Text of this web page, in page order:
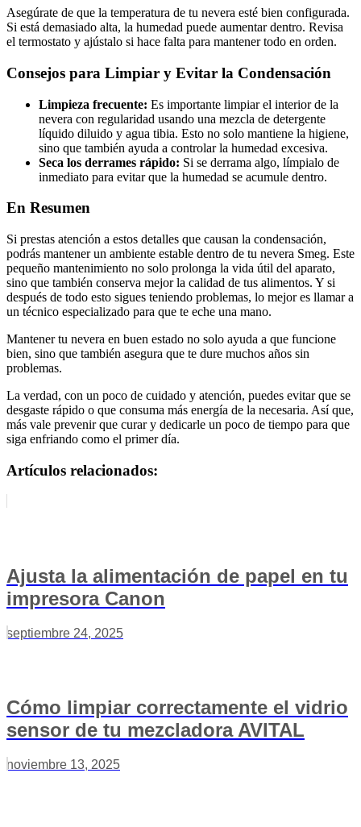
Asegúrate de que la temperatura de tu nevera esté bien configurada.
Si está demasiado alta, la humedad puede aumentar dentro. Revisa
el termostato y ajústalo si hace falta para mantener todo en orden.
Consejos para Limpiar y Evitar la Condensación
Limpieza frecuente: Es importante limpiar el interior de la
nevera con regularidad usando una mezcla de detergente
líquido diluido y agua tibia. Esto no solo mantiene la higiene,
sino que también ayuda a controlar la humedad excesiva.
Seca los derrames rápido: Si se derrama algo, límpialo de
inmediato para evitar que la humedad se acumule dentro.
En Resumen
Si prestas atención a estos detalles que causan la condensación,
podrás mantener un ambiente estable dentro de tu nevera Smeg. Este
pequeño mantenimiento no solo prolonga la vida útil del aparato,
sino que también conserva mejor la calidad de tus alimentos. Y si
después de todo esto sigues teniendo problemas, lo mejor es llamar a
un técnico especializado para que te eche una mano.
Mantener tu nevera en buen estado no solo ayuda a que funcione
bien, sino que también asegura que te dure muchos años sin
problemas.
La verdad, con un poco de cuidado y atención, puedes evitar que se
desgaste rápido o que consuma más energía de la necesaria. Así que,
más vale prevenir que curar y dedicarle un poco de tiempo para que
siga enfriando como el primer día.
Artículos relacionados:
Ajusta la alimentación de papel en tu
impresora Canon
septiembre 24, 2025
Cómo limpiar correctamente el vidrio
sensor de tu mezcladora AVITAL
noviembre 13, 2025